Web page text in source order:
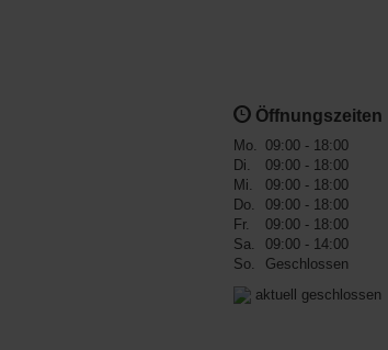
Öffnungszeiten
Mo. 09:00 - 18:00
Di.
09:00 - 18:00
Mi.
09:00 - 18:00
Do.
09:00 - 18:00
Fr.
09:00 - 18:00
Sa.
09:00 - 14:00
So.
Geschlossen
aktuell geschlossen